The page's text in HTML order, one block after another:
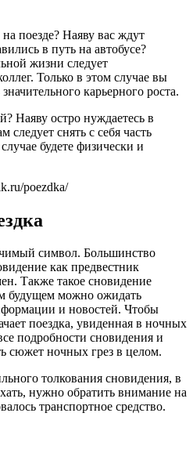
поезде? Наяву вас ждут
в путь на автобусе?
жизни следует
Только в этом случае вы
карьерного роста.
Наяву остро нуждаетесь в
снять с себя часть
будете физически и
poezdka/
символ. Большинство
как предвестник
Также такое сновидение
будущем можно ожидать
и новостей. Чтобы
поездка, увиденная в ночных
подробности сновидения и
сюжет ночных грез в целом.
толкования сновидения, в
нужно обратить внимание на
транспортное средство.